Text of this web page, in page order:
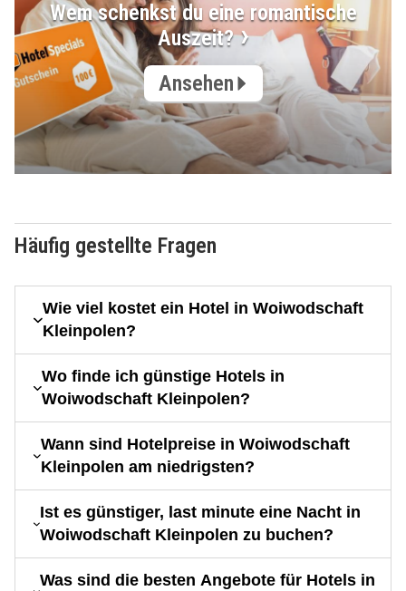
Wem schenkst du eine romantische
Auszeit?
Ansehen
Häufig gestellte Fragen
Wie viel kostet ein Hotel in Woiwodschaft
Kleinpolen?
Wo finde ich günstige Hotels in
Woiwodschaft Kleinpolen?
Wann sind Hotelpreise in Woiwodschaft
Kleinpolen am niedrigsten?
Ist es günstiger, last minute eine Nacht in
Woiwodschaft Kleinpolen zu buchen?
Was sind die besten Angebote für Hotels in